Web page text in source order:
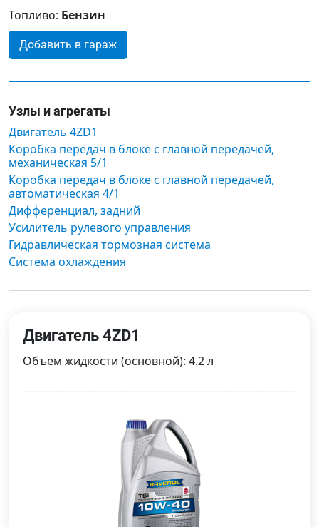
Топливо: Бензин
Добавить в гараж
Узлы и агрегаты
Двигатель 4ZD1
Коробка передач в блоке с главной передачей,
механическая 5/1
Коробка передач в блоке с главной передачей,
автоматическая 4/1
Дифференциал, задний
Усилитель рулевого управления
Гидравлическая тормозная система
Система охлаждения
Двигатель 4ZD1
Объем жидкости (основной): 4.2 л